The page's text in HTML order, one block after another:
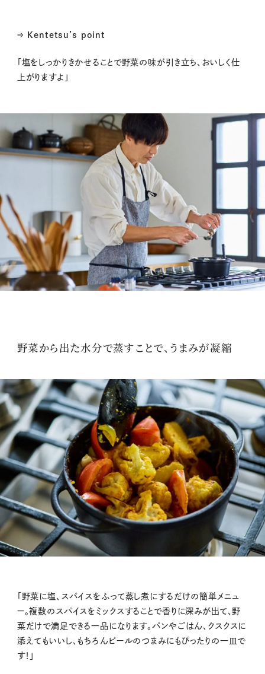
⇒ Kentetsu’s point
「塩をしっかりきかせることで野菜の味が引き立ち、おいしく仕
上がりますよ」
野菜から出た水分で蒸すことで、うまみが凝縮
「野菜に塩、スパイスをふって蒸し煮にするだけの簡単メニュ
ー。複数のスパイスをミックスすることで香りに深みが出て、野
菜だけで満足できる一品になります。パンやごはん、クスクスに
添えてもいいし、もちろんビールのつまみにもぴったりの一皿で
す！」